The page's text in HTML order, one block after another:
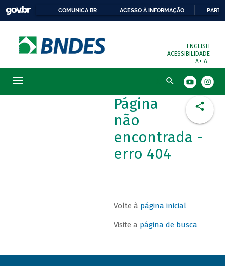
COMUNICA BR ACESSO À INFORMAÇÃO
ENGLISH
ACESSIBILIDADE
A+ A-
Busca
Página
não
encontrada -
erro 404
Volte à página inicial
Visite a página de busca